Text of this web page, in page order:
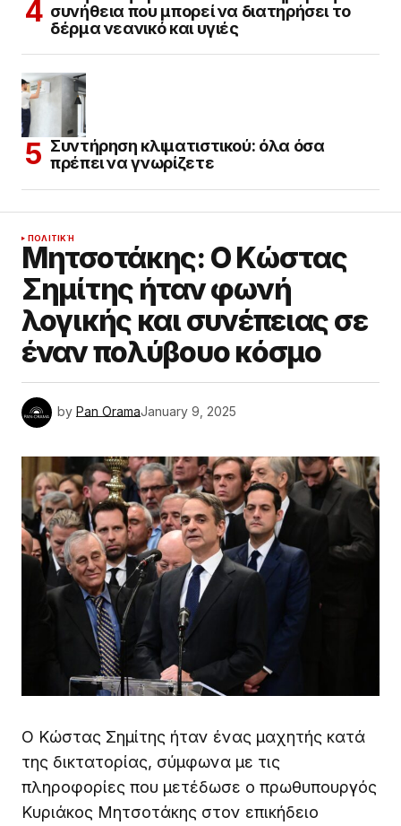
συνήθεια που μπορεί να διατηρήσει το
δέρμα νεανικό και υγιές
Συντήρηση κλιματιστικού: όλα όσα
πρέπει να γνωρίζετε
ΠΟΛΙΤΙΚΉ
Μητσοτάκης: Ο Κώστας
Σημίτης ήταν φωνή
λογικής και συνέπειας σε
έναν πολύβουο κόσμο
by Pan OramaJanuary 9, 2025
Ο Κώστας Σημίτης ήταν ένας μαχητής κατά
της δικτατορίας, σύμφωνα με τις
πληροφορίες που μετέδωσε ο πρωθυπουργός
Κυριάκος Μητσοτάκης στον επικήδειο